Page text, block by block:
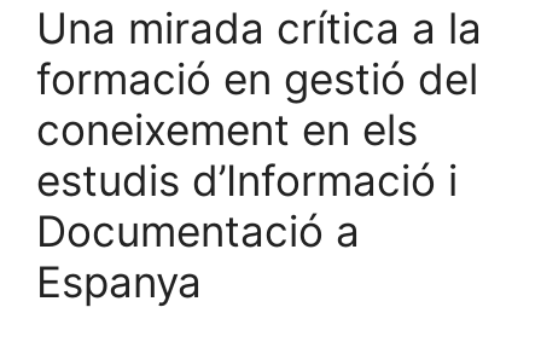
Una mirada crítica a la
formació en gestió del
coneixement en els
estudis d’Informació i
Documentació a
Espanya